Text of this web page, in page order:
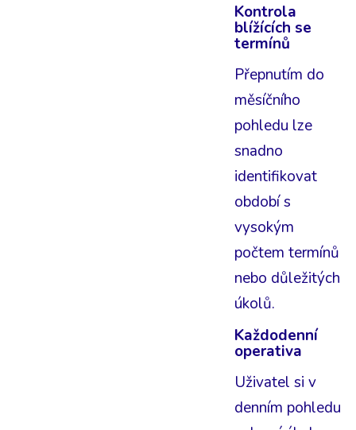
Kontrola
blížících se
termínů
Přepnutím do
měsíčního
pohledu lze
snadno
identifikovat
období s
vysokým
počtem termínů
nebo důležitých
úkolů.
Každodenní
operativa
Uživatel si v
denním pohledu